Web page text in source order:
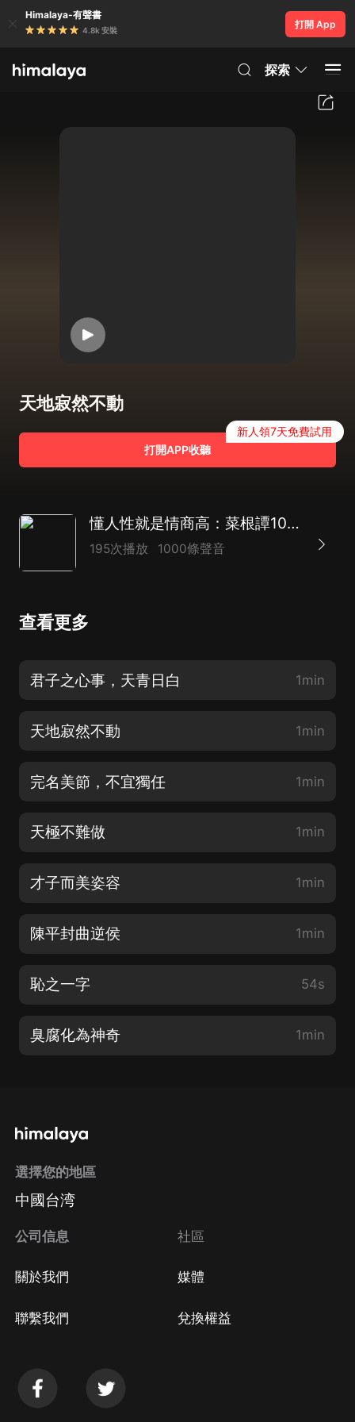
Himalaya-有聲書
4.8k 安裝
打開 App
探索
天地寂然不動
打開APP收聽
新人領7天免費試用
懂人性就是情商高：菜根譚1000個人性智慧
195次播放 1000條聲音
查看更多
君子之心事，天青日白 1min
天地寂然不動 1min
完名美節，不宜獨任 1min
天極不難做 1min
才子而美姿容 1min
陳平封曲逆侯 1min
恥之一字 54s
臭腐化為神奇 1min
選擇您的地區
中國台湾
公司信息
關於我們
聯繫我們
社區
媒體
兌換權益